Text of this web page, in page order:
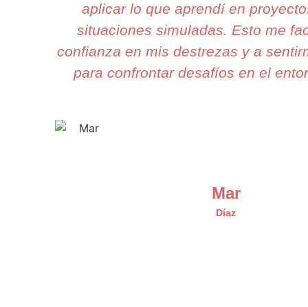
aplicar lo que aprendí en
situaciones simuladas. Esto me
confianza en mis destrezas y a
para confrontar desafíos en el
Mar
Díaz